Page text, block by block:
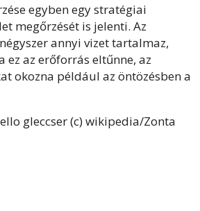
egyben egy stratégiai
megőrzését is jelenti. Az
annyi vizet tartalmaz,
ez az erőforrás eltűnne, az
okozna például az öntözésben a
gleccser (c) wikipedia/Zonta